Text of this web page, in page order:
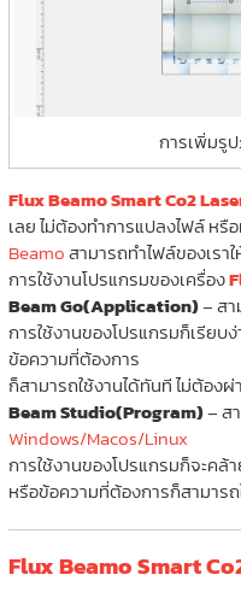
การเพิ่มรู
Flux Beamo Smart Co2
เลย ไม่ต้องทำการแปลงไฟล์ หรื
Beamoสามารถทำไฟล์ของเรา
การใช้งานโปรแกรมของเครื่อง
Beam Go(Application)– สา
การใช้งานของโปรแกรมก็เรีย
ข้อความที่ต้องการ
ก็สามารถใช้งานได้ทันที ไม่ต้อง
Beam Studio(Program)– ส
Windows/Macos/Linux
การใช้งานของโปรแกรมก็จะค
หรือข้อความที่ต้องการก็สามาร
Flux Beamo Smart